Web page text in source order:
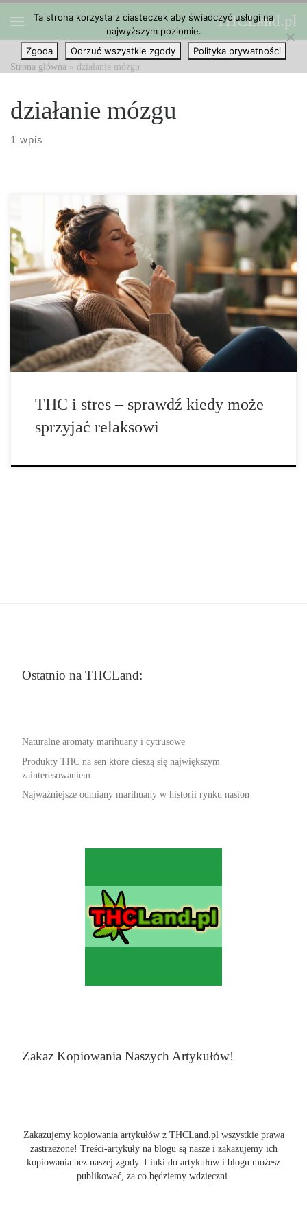
Przejdź do treści THCLand.pl
Strona główna » działanie mózgu
działanie mózgu
1 wpis
THC a stres – czy działa? Wprowadzenie Stres jest nieodłącznym
elementem współczesnego życia. Towarzyszy ludziom niezależnie
od wieku, wykonywanego zawodu czy stylu życia. Krótkotrwałe
napięcie może działać mobilizująco, jednak przewlekły stres coraz
częściej prowadzi do pogorszenia samopoczucia, problemów ze
snem, […]
THC i stres – sprawdź kiedy może
sprzyjać relaksowi
Ostatnio na THCLand:
Naturalne aromaty marihuany i cytrusowe
Produkty THC na sen które cieszą się największym
zainteresowaniem
Najważniejsze odmiany marihuany w historii rynku nasion
Zakaz Kopiowania Naszych Artykułów!
Zakazujemy kopiowania artykułów z THCLand.pl wszystkie prawa
zastrzeżone! Treści-artykuły na blogu są nasze i zakazujemy ich
kopiowania bez naszej zgody. Linki do artykułów i blogu możesz
publikować, za co będziemy wdzięczni.
Ta strona korzysta z ciasteczek aby świadczyć usługi na
najwyższym poziomie.
Zgoda
Odrzuć wszystkie zgody Polityka prywatności